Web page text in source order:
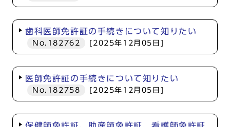
歯科医師免許証の手続きについて知りたい
No.182762 [2025年12月05日]
医師免許証の手続きについて知りたい
No.182758 [2025年12月05日]